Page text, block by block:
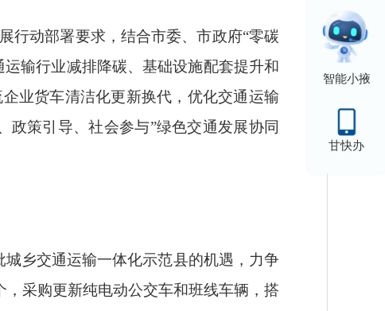
智能小掖
甘快办
行动部署要求，结合市委、市政府“零碳
输行业减排降碳、基础设施配套提升和
业货车清洁化更新换代，优化交通运输
政策引导、社会参与”绿色交通发展协同
乡交通运输一体化示范县的机遇，力争
采购更新纯电动公交车和班线车辆，搭